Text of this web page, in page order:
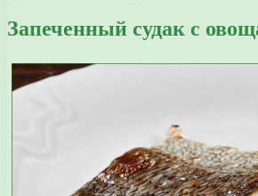
Запеченный судак с